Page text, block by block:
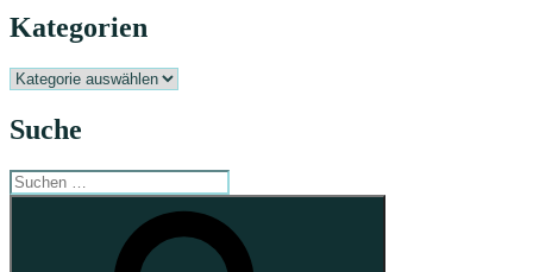
Kategorien
Kategorien
Suche
Suchen
nach: